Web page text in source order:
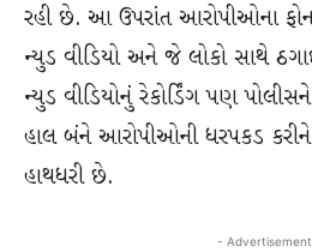
રહી છે. આ ઉપરાંત આરોપીઓના
ન્યુડ વીડિયો અને જે લોકો સાથે
ન્યુડ વીડિયોનું રેકોર્ડિંગ પણ
હાલ બંને આરોપીઓની ધરપકડ કરીને
હાથધરી છે.
-